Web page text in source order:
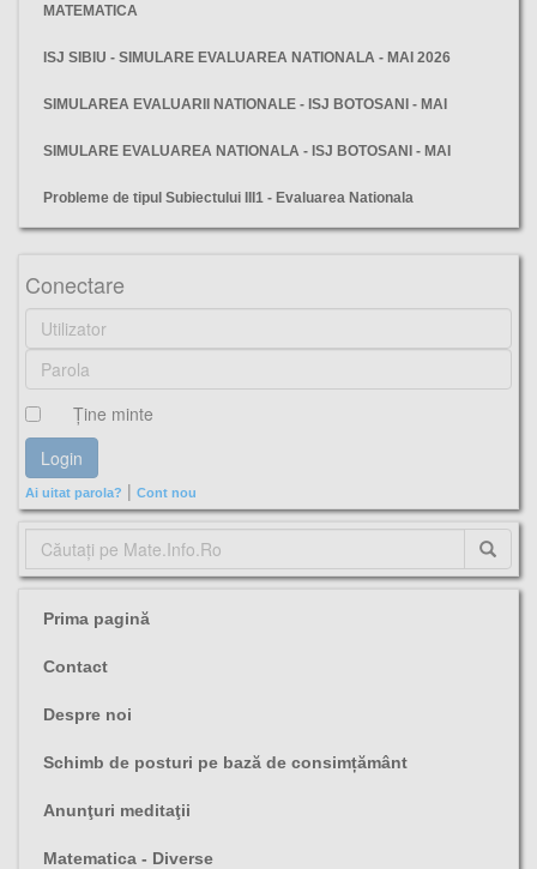
MATEMATICA
ISJ SIBIU - SIMULARE EVALUAREA NATIONALA - MAI 2026
SIMULAREA EVALUARII NATIONALE - ISJ BOTOSANI - MAI
SIMULARE EVALUAREA NATIONALA - ISJ BOTOSANI - MAI
Probleme de tipul Subiectului III1 - Evaluarea Nationala
Conectare
Ţine minte
Ai uitat parola? | Cont nou
Prima pagină
Contact
Despre noi
Schimb de posturi pe bază de consimțământ
Anunţuri meditaţii
Matematica - Diverse